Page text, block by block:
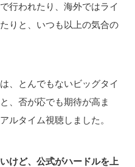
行われたり、海外ではライ
りと、いつも以上の気合の
、とんでもないビッグタイ
、否が応でも期待が高ま
ルタイム視聴しました。
けど、公式がハードルを上